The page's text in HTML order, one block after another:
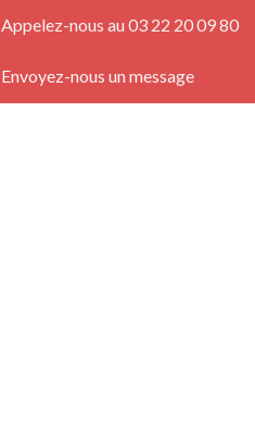
Appelez-nous au 03 22 20 09 80
Envoyez-nous un message